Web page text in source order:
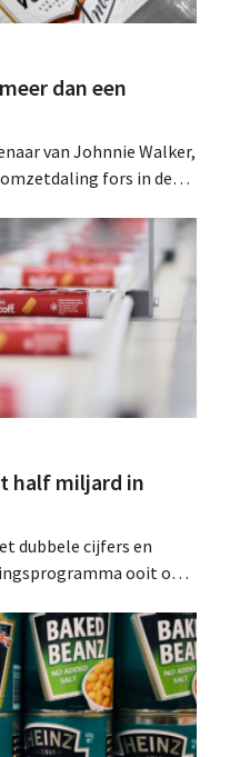
dan een
van Johnnie Walker,
fors in de
cocktails.
half miljard in
dubbele cijfers en
ooit om